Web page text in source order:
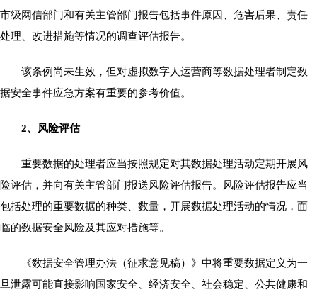
市级网信部门和有关主管部门报告包括事件原因、危害后果、责任
处理、改进措施等情况的调查评估报告。
该条例尚未生效，但对虚拟数字人运营商等数据处理者制定数
据安全事件应急方案有重要的参考价值。
2、风险评估
重要数据的处理者应当按照规定对其数据处理活动定期开展风
险评估，并向有关主管部门报送风险评估报告。风险评估报告应当
包括处理的重要数据的种类、数量，开展数据处理活动的情况，面
临的数据安全风险及其应对措施等。
《数据安全管理办法（征求意见稿）》中将重要数据定义为一
旦泄露可能直接影响国家安全、经济安全、社会稳定、公共健康和